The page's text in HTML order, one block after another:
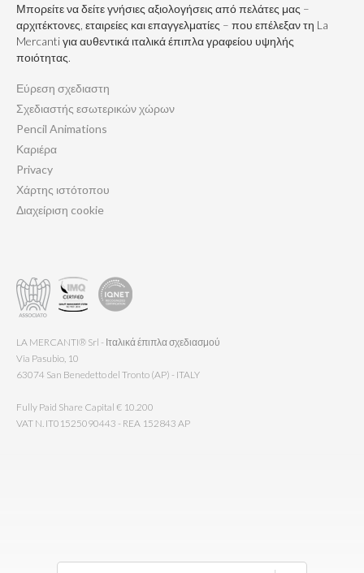
Μπορείτε να δείτε γνήσιες αξιολογήσεις από πελάτες μας –
αρχιτέκτονες, εταιρείες και επαγγελματίες – που επέλεξαν τη La
Mercanti για αυθεντικά ιταλικά έπιπλα γραφείου υψηλής
ποιότητας.
Εύρεση σχεδιαστη
Σχεδιαστής εσωτερικών χώρων
Pencil Animations
Καριέρα
Privacy
Χάρτης ιστότοπου
Διαχείριση cookie
LA MERCANTI® Srl - Ιταλικά έπιπλα σχεδιασμού
Via Pasubio, 10
63074 San Benedetto del Tronto (AP) - ITALY
Fully Paid Share Capital € 10.200
VAT N. IT01525090443 - REA 152843 AP